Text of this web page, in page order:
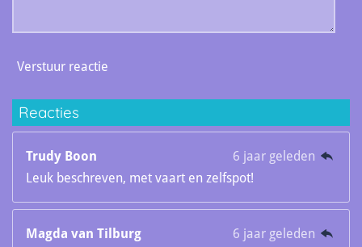
Verstuur reactie
Reacties
Trudy Boon
6 jaar geleden
Leuk beschreven, met vaart en zelfspot!
Magda van Tilburg
6 jaar geleden